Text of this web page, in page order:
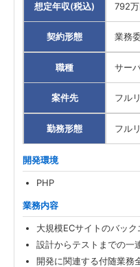
想定年収(税込) 792
契約形態 業務
職種 サー
案件先 フル
勤務形態 フル
開発環境
PHP
業務内容
大規模ECサイトのバッ
設計からテストまでの一
開発に関連する付随業務